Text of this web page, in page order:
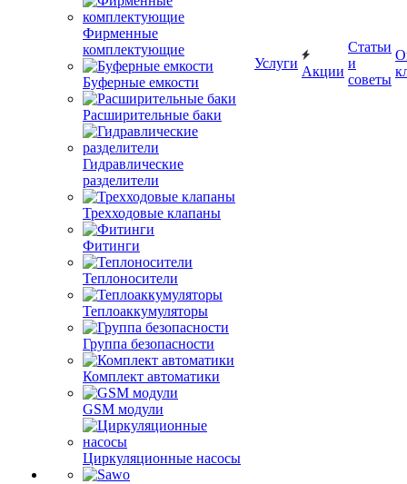
Фирменные
комплектующие
Буферные емкости
Расширительные баки
Гидравлические
разделители
Трехходовые клапаны
Фитинги
Теплоносители
Теплоаккумуляторы
Группа безопасности
Комплект автоматики
GSM модули
Циркуляционные насосы
Услуги
Акции
Статьи
и
советы